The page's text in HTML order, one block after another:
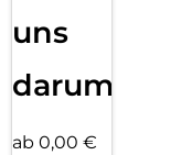
uns
darum!
ab 0,00 €